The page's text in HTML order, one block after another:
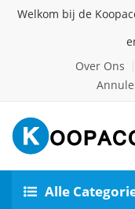
Welkom bij de
Over Ons
Alle